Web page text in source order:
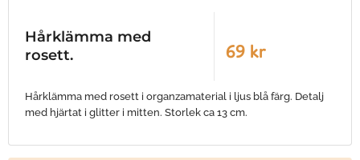
Hårklämma med
rosett.
69 kr
Hårklämma med rosett i organzamaterial i ljus blå färg. Detalj
med hjärtat i glitter i mitten. Storlek ca 13 cm.